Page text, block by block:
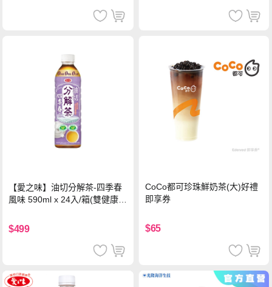
【愛之味】油切分解茶-四季春
風味 590ml x 24入/箱(雙健康認
$499
CoCo都可珍珠鮮奶茶(大)好禮
即享券
$65